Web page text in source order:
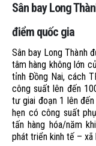
Sân bay Long
điểm quốc gia
Sân bay Long Thành
tâm hàng không lớn
tỉnh Đồng Nai, cách
công suất lên đến
tư giai đoạn 1 lên đến
hẹn có công suất
tấn hàng hóa/năm
phát triển kinh tế –